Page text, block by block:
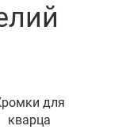
для
кварца